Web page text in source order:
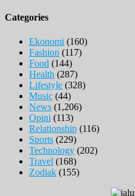
Categories
Ekonomi (160)
Fashion (117)
Food (144)
Health (287)
Lifestyle (328)
Music (44)
News (1,206)
Opini (113)
Relationship (116)
Sports (229)
Technology (202)
Travel (168)
Zodiak (155)